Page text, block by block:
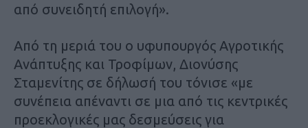
από συνειδητή επιλογή».
Από τη μεριά του ο υφυπουργός Αγροτικής
Ανάπτυξης και Τροφίμων, Διονύσης
Σταμενίτης σε δήλωσή του τόνισε «με
συνέπεια απέναντι σε μια από τις κεντρικές
προεκλογικές μας δεσμεύσεις για